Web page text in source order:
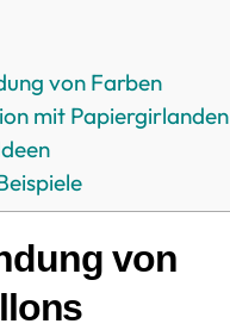
von Farben
mit Papiergirlanden
von